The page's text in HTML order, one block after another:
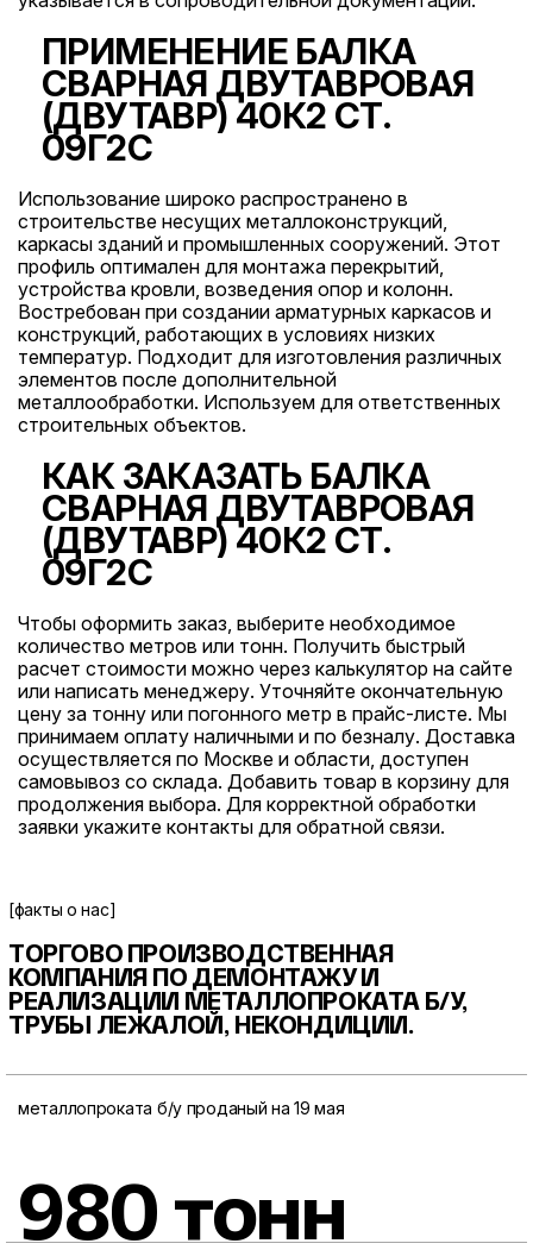
ПРИМЕНЕНИЕ БАЛКА
СВАРНАЯ ДВУТАВРОВАЯ
(ДВУТАВР) 40К2 СТ.
09Г2С
Использование широко распространено в
строительстве несущих металлоконструкций,
каркасы зданий и промышленных сооружений. Этот
профиль оптимален для монтажа перекрытий,
устройства кровли, возведения опор и колонн.
Востребован при создании арматурных каркасов и
конструкций, работающих в условиях низких
температур. Подходит для изготовления различных
элементов после дополнительной
металлообработки. Используем для ответственных
строительных объектов.
КАК ЗАКАЗАТЬ БАЛКА
СВАРНАЯ ДВУТАВРОВАЯ
(ДВУТАВР) 40К2 СТ.
09Г2С
Чтобы оформить заказ, выберите необходимое
количество метров или тонн. Получить быстрый
расчет стоимости можно через калькулятор на сайте
или написать менеджеру. Уточняйте окончательную
цену за тонну или погонного метр в прайс-листе. Мы
принимаем оплату наличными и по безналу. Доставка
осуществляется по Москве и области, доступен
самовывоз со склада. Добавить товар в корзину для
продолжения выбора. Для корректной обработки
заявки укажите контакты для обратной связи.
[факты о нас]
ТОРГОВО ПРОИЗВОДСТВЕННАЯ
КОМПАНИЯ ПО ДЕМОНТАЖУ И
РЕАЛИЗАЦИИ МЕТАЛЛОПРОКАТА Б/У,
ТРУБЫ ЛЕЖАЛОЙ, НЕКОНДИЦИИ.
металлопроката б/у проданый на 19 мая
980 тонн